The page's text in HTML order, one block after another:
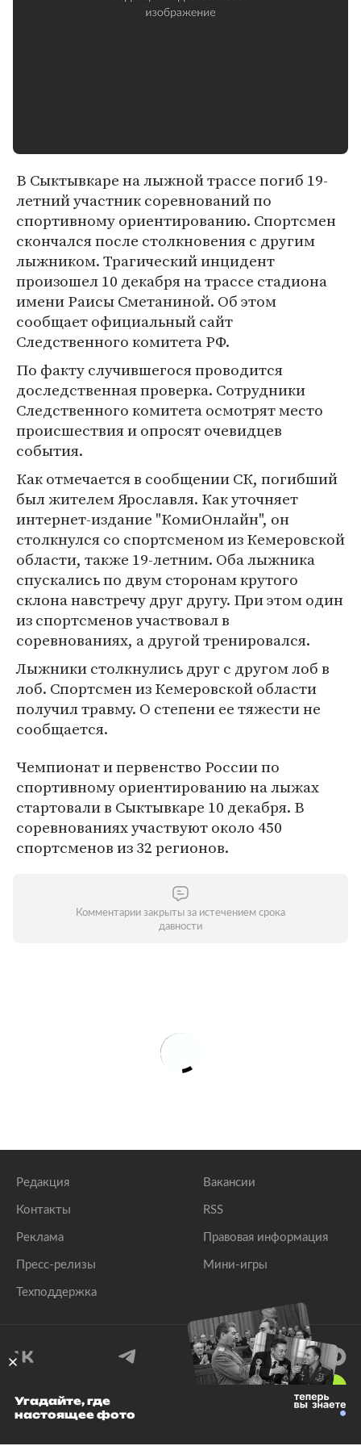
В Сыктывкаре на лыжной трассе погиб 19-
летний участник соревнований по
спортивному ориентированию. Спортсмен
скончался после столкновения с другим
лыжником. Трагический инцидент
произошел 10 декабря на трассе стадиона
имени Раисы Сметаниной. Об этом
сообщает официальный сайт
Следственного комитета РФ.
По факту случившегося проводится
доследственная проверка. Сотрудники
Следственного комитета осмотрят место
происшествия и опросят очевидцев
события.
Как отмечается в сообщении СК, погибший
был жителем Ярославля. Как уточняет
интернет-издание "КомиОнлайн", он
столкнулся со спортсменом из Кемеровской
области, также 19-летним. Оба лыжника
спускались по двум сторонам крутого
склона навстречу друг другу. При этом один
из спортсменов участвовал в
соревнованиях, а другой тренировался.
Лыжники столкнулись друг с другом лоб в
лоб. Спортсмен из Кемеровской области
получил травму. О степени ее тяжести не
сообщается.
Чемпионат и первенство России по
спортивному ориентированию на лыжах
стартовали в Сыктывкаре 10 декабря. В
соревнованиях участвуют около 450
спортсменов из 32 регионов.
Комментарии закрыты за истечением срока
давности
Редакция
Контакты
Реклама
Пресс-релизы
Техподдержка
Вакансии
RSS
Правовая информация
Мини-игры
© 1999–2026 Все права защищены.
Угадайте, где
настоящее фото